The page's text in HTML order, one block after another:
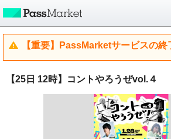
【重要】PassMarketサービスの終
【25日 12時】コントやろうぜvol.４